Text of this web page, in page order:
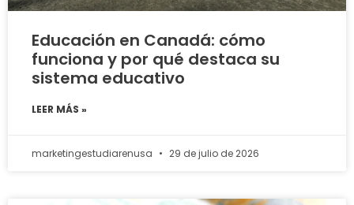
Educación en Canadá: cómo
funciona y por qué destaca su
sistema educativo
LEER MÁS »
marketingestudiarenusa 29 de julio de 2026